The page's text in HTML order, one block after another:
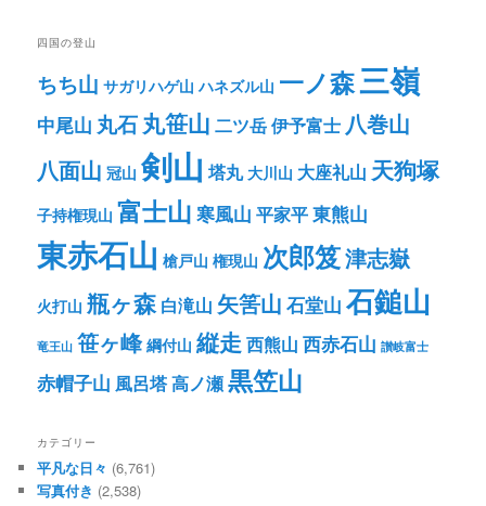
四国の登山
ちち山 サガリハゲ山 ハネズル山 一ノ森三嶺
中尾山 丸石丸笹山 二ツ岳伊予富士 八巻山
八面山 冠山 剣山 塔丸 大川山 大座礼山 天狗塚
子持権現山 富士山 寒風山 平家平東熊山
東赤石山 槍戸山 権現山 次郎笈津志嶽
火打山 瓶ヶ森 白滝山 矢筈山 石堂山 石鎚山
竜王山 笹ヶ峰 綱付山 縦走西熊山 西赤石山 讃岐富士
赤帽子山 風呂塔高ノ瀬黒笠山
カテゴリー
平凡な日々 (6,761)
写真付き (2,538)